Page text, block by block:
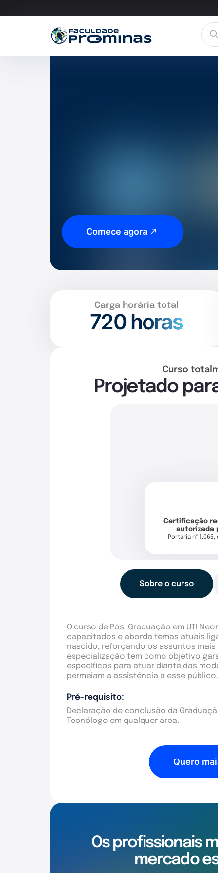
Comece agora
Carga horária total
720horas
Curso
Projetado
Certificação
autorizada
Portaria nº 1.065,
Sobre o curso
O curso de Pós-Graduação em UTI
capacitados e aborda temas atuais
nascido, reforçando os assuntos
especialização tem como objetivo
específicos para atuar diante das
permeiam a assistência a esse público.
Pré-requisito:
Declaração de conclusão da
Tecnólogo em qualquer área.
Quero
Os profissionais
mercado